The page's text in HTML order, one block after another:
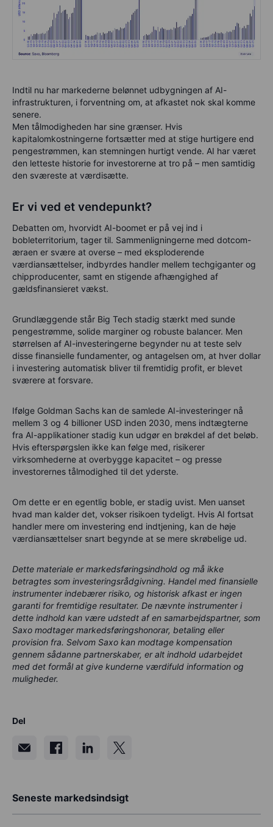
Indtil nu har markederne belønnet udbygningen af AI-
infrastrukturen, i forventning om, at afkastet nok skal komme
senere.
Men tålmodigheden har sine grænser. Hvis
kapitalomkostningerne fortsætter med at stige hurtigere end
pengestrømmen, kan stemningen hurtigt vende. AI har været
den letteste historie for investorerne at tro på – men samtidig
den sværeste at værdisætte.
Er vi ved et vendepunkt?
Debatten om, hvorvidt AI-boomet er på vej ind i
bobleterritorium, tager til. Sammenligningerne med dotcom-
æraen er svære at overse – med eksploderende
værdiansættelser, indbyrdes handler mellem techgiganter og
chipproducenter, samt en stigende afhængighed af
gældsfinansieret vækst.
Grundlæggende står Big Tech stadig stærkt med sunde
pengestrømme, solide marginer og robuste balancer. Men
størrelsen af AI-investeringerne begynder nu at teste selv
disse finansielle fundamenter, og antagelsen om, at hver dollar
i investering automatisk bliver til fremtidig profit, er blevet
sværere at forsvare.
Ifølge Goldman Sachs kan de samlede AI-investeringer nå
mellem 3 og 4 billioner USD inden 2030, mens indtægterne
fra AI-applikationer stadig kun udgør en brøkdel af det beløb.
Hvis efterspørgslen ikke kan følge med, risikerer
virksomhederne at overbygge kapacitet – og presse
investorernes tålmodighed til det yderste.
Om dette er en egentlig boble, er stadig uvist. Men uanset
hvad man kalder det, vokser risikoen tydeligt. Hvis AI fortsat
handler mere om investering end indtjening, kan de høje
værdiansættelser snart begynde at se mere skrøbelige ud.
Dette materiale er markedsføringsindhold og må ikke
betragtes som investeringsrådgivning. Handel med finansielle
instrumenter indebærer risiko, og historisk afkast er ingen
garanti for fremtidige resultater. De nævnte instrumenter i
dette indhold kan være udstedt af en samarbejdspartner, som
Saxo modtager markedsføringshonorar, betaling eller
provision fra. Selvom Saxo kan modtage kompensation
gennem sådanne partnerskaber, er alt indhold udarbejdet
med det formål at give kunderne værdifuld information og
muligheder.
Del
Seneste markedsindsigt